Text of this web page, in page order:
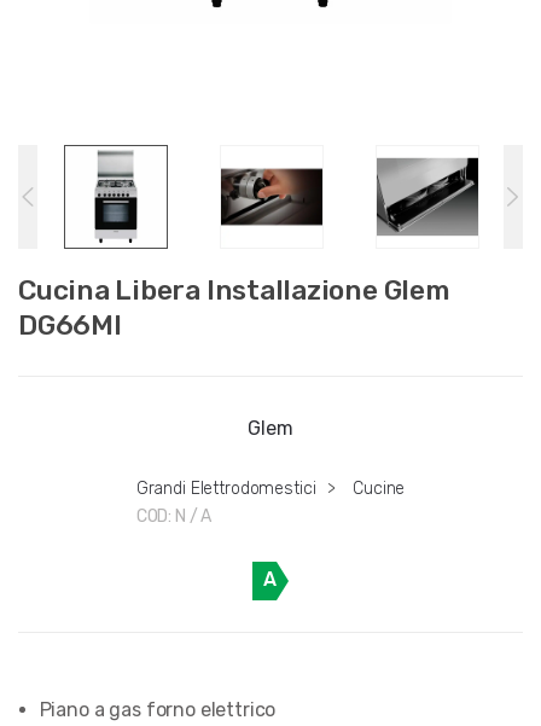
Cucina Libera Installazione Glem
DG66MI
Glem
Grandi Elettrodomestici >
Cucine
COD: N / A
A
Piano a gas forno elettrico